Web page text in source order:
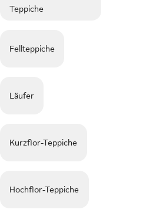
Teppiche
Fellteppiche
Läufer
Kurzflor-Teppiche
Hochflor-Teppiche